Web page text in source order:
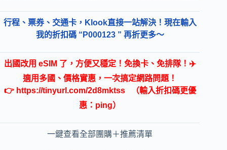
行程、票券、交通卡，Klook直接一站解決！現在輸入
我的折扣碼 “P000123 ” 再折更多～
出國改用 eSIM 了，方便又穩定！免換卡、免排隊！✈️
適用多國、價格實惠，一次搞定網路問題！
👉 https://tinyurl.com/2d8mktss
（輸入折扣碼更優
惠：ping）
一鍵查看全部團購＋推薦清單